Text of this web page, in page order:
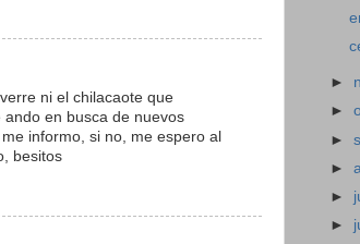
ni el chilacaote que
en busca de nuevos
informo, si no, me espero al
besitos
►
►
►
►
►
►